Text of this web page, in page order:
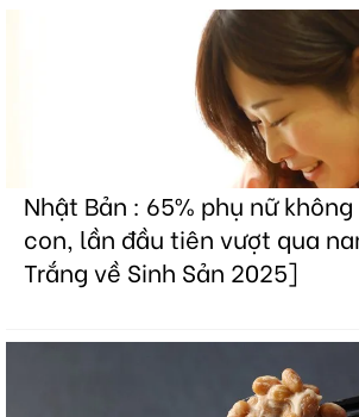
Nhật Bản : 65% phụ nữ
con, lần đầu tiên vượt qua
Trắng về Sinh Sản 2025]